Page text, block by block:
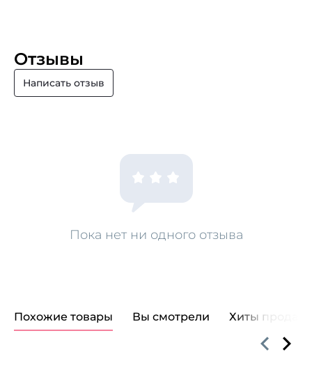
Отзывы
Написать отзыв
Пока нет ни одного отзыва
Похожие товары Вы смотрели Хиты продаж